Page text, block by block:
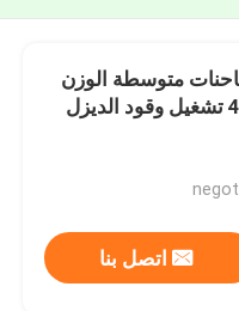
شاحنات متوسطة الوزن
مستعملة 4x2 تشغيل وقود الديزل
اتصل بنا